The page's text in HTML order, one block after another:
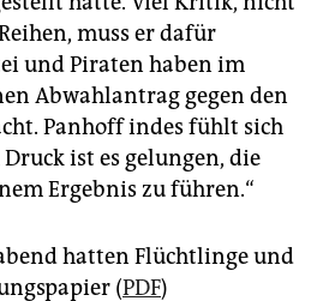
muss er dafür
und Piraten haben im
Abwahlantrag gegen den
Panhoff indes fühlt sich
ist es gelungen, die
Ergebnis zu führen.“
hatten Flüchtlinge und
(PDF)